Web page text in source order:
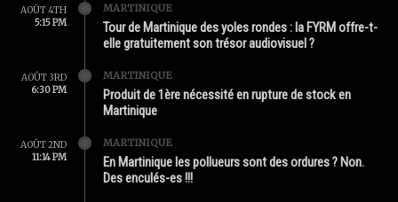
AOÛT 4TH
5:15 PM
MARTINIQUE
Tour de Martinique des yoles rondes : la FYRM offre-t-
elle gratuitement son trésor audiovisuel ?
AOÛT 3RD
6:30 PM
MARTINIQUE
Produit de 1ère nécessité en rupture de stock en
Martinique
AOÛT 2ND
11:14 PM
MARTINIQUE
En Martinique les pollueurs sont des ordures ? Non.
Des enculés-es !!!